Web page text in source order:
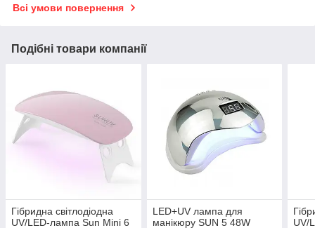
Всі умови повернення
Подібні товари компанії
Гібридна світлодіодна
UV/LED-лампа Sun Mini 6
LED+UV лампа для
манікюру SUN 5 48W
UV/